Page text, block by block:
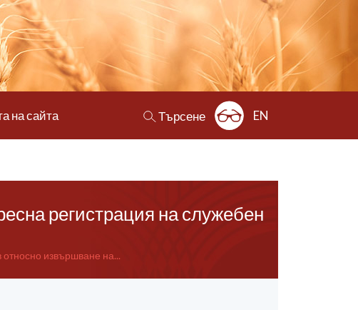
на сайта Търсене EN
регистрация на служебен
извършване на...